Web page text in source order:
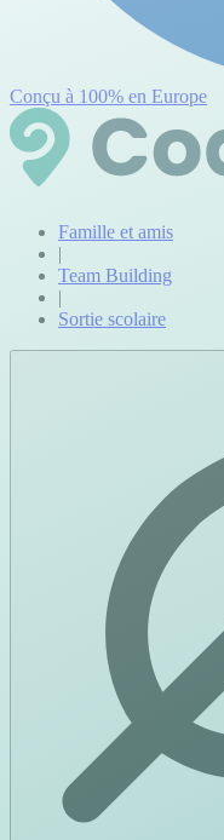
Conçu à 100% en Europe
Famille et amis
|
Team Building
|
Sortie scolaire